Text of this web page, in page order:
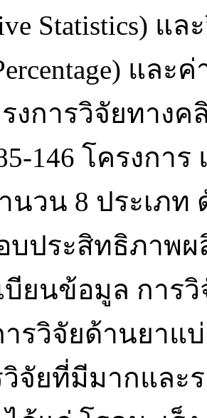
Statistics)
และ
งการวิจัยทาง
146 โครงกา
นวน 8 ประเภ
บประสิทธิภาพ
บียนข้อมูล การ
รวิจัยด้านยาแ
จัยที่มีมากและ